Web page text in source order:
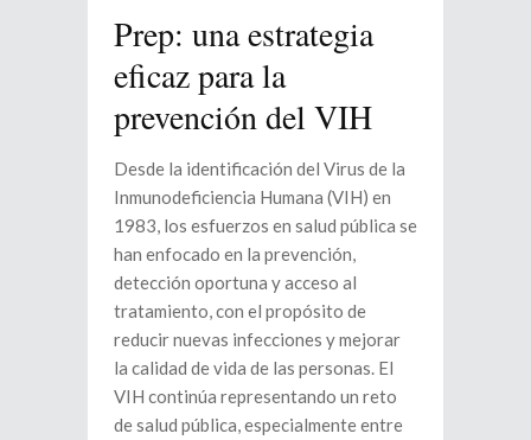
Prep: una estrategia
eficaz para la
prevención del VIH
Desde la identificación del Virus de la
Inmunodeficiencia Humana (VIH) en
1983, los esfuerzos en salud pública se
han enfocado en la prevención,
detección oportuna y acceso al
tratamiento, con el propósito de
reducir nuevas infecciones y mejorar
la calidad de vida de las personas. El
VIH continúa representando un reto
de salud pública, especialmente entre